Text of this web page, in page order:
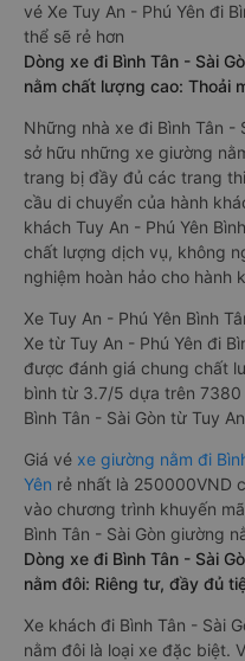
vé Xe Tuy An - Phú Yên đi
thể sẽ rẻ hơn
Dòng xe đi Bình Tân - Sài
nằm chất lượng cao: Thoải
Những nhà xe đi Bình Tân -
sở hữu những xe giường
trang bị đầy đủ các trang
cầu di chuyển của hành
khách Tuy An - Phú Yên
chất lượng dịch vụ, không
nghiệm hoàn hảo cho hành
Xe Tuy An - Phú Yên Bình
Xe từ Tuy An - Phú Yên đi
được đánh giá chung chất
bình từ 3.7/5 dựa trên 7380
Bình Tân - Sài Gòn từ Tuy
Giá vé xe giường nằm đi
Yên rẻ nhất là 250000VND
vào chương trình khuyến
Bình Tân - Sài Gòn giường
Dòng xe đi Bình Tân - Sài
nằm đôi: Riêng tư, đầy đủ
Xe khách đi Bình Tân - Sài
nằm đôi là loại xe đặc biệt.